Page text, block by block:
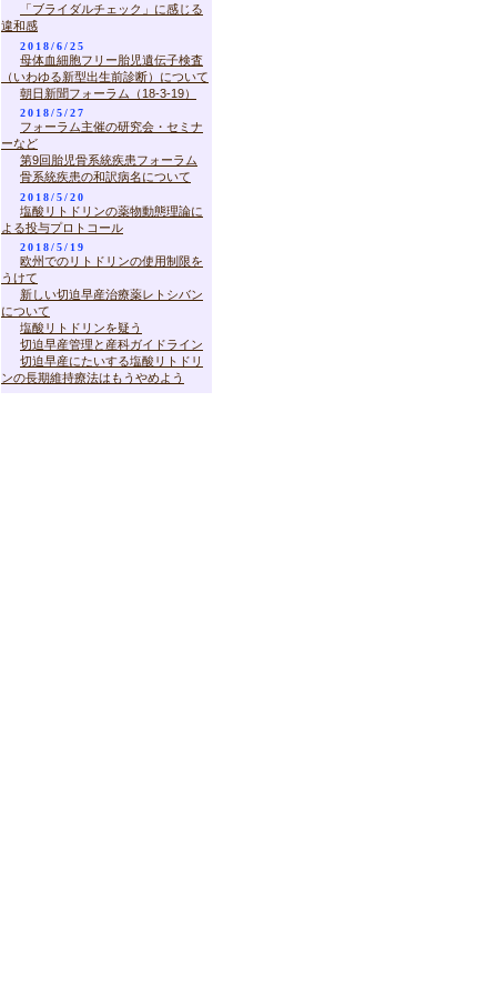
「ブライダルチェック」に感じる
違和感
2018/6/25
母体血細胞フリー胎児遺伝子検査
（いわゆる新型出生前診断）について
朝日新聞フォーラム（18-3-19）
2018/5/27
フォーラム主催の研究会・セミナ
ーなど
第9回胎児骨系統疾患フォーラム
骨系統疾患の和訳病名について
2018/5/20
塩酸リトドリンの薬物動態理論に
よる投与プロトコール
2018/5/19
欧州でのリトドリンの使用制限を
うけて
新しい切迫早産治療薬レトシバン
について
塩酸リトドリンを疑う
切迫早産管理と産科ガイドライン
切迫早産にたいする塩酸リトドリ
ンの長期維持療法はもうやめよう